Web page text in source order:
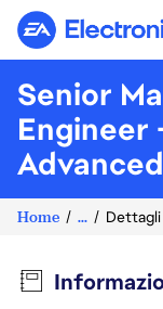
Senior
Engineer
Home ...